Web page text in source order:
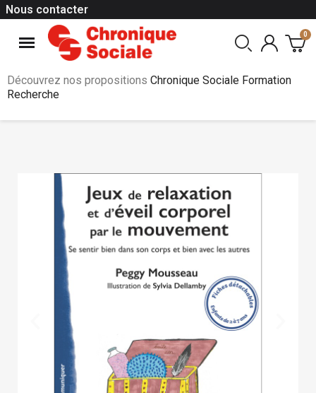
Nous contacter
Découvrez nos propositions Chronique Sociale Formation
Recherche